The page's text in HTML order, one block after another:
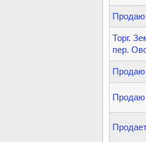
Продаю
Торг.
пер.
Продаю
Продаю